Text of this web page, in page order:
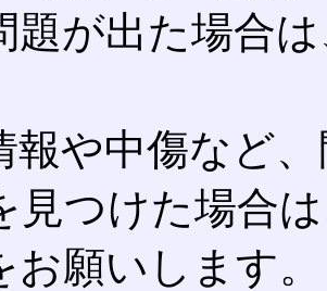
題が出た場合
報や中傷など
見つけた場合
お願いします。